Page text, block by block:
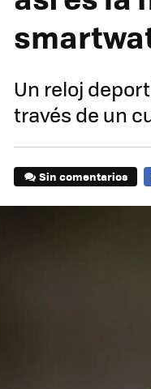
Un reloj
través de un
Sin comentarios